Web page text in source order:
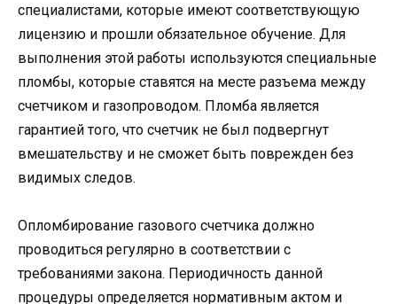
специалистами, которые имеют соответствующую
лицензию и прошли обязательное обучение. Для
выполнения этой работы используются специальные
пломбы, которые ставятся на месте разъема между
счетчиком и газопроводом. Пломба является
гарантией того, что счетчик не был подвергнут
вмешательству и не сможет быть поврежден без
видимых следов.
Опломбирование газового счетчика должно
проводиться регулярно в соответствии с
требованиями закона. Периодичность данной
процедуры определяется нормативным актом и